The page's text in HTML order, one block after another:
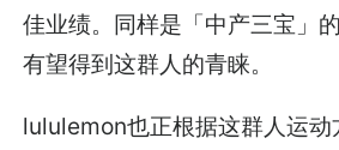
佳业绩。同样是「中产三宝」
有望得到这群人的青睐。
lululemon也正根据这群人运动